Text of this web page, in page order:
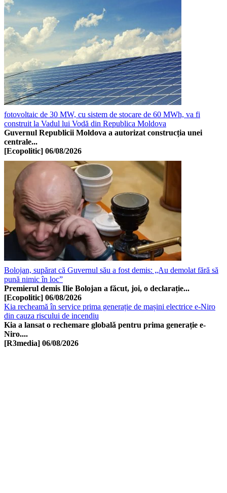
fotovoltaic de 30 MW, cu sistem de stocare de 60 MWh, va fi
construit la Vadul lui Vodă din Republica Moldova
Guvernul Republicii Moldova a autorizat construcția unei
centrale...
[Ecopolitic] 06/08/2026
Bolojan, supărat că Guvernul său a fost demis: „Au demolat fără să
pună nimic în loc”
Premierul demis Ilie Bolojan a făcut, joi, o declarație...
[Ecopolitic] 06/08/2026
Kia recheamă în service prima generație de mașini electrice e-Niro
din cauza riscului de incendiu
Kia a lansat o rechemare globală pentru prima generație e-
Niro....
[R3media] 06/08/2026